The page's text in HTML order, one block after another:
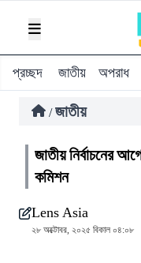
প্রচ্ছদ জাতীয় অপরাধ
/ জাতীয়
জাতীয় নির্বাচনের
কমিশন
Lens Asia
২৮ অক্টোবর, ২০২৫ বিকাল ০৪:০৮